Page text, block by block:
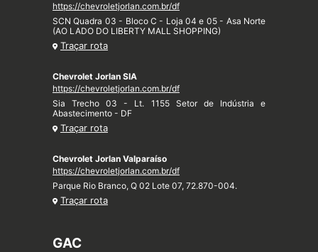
https://chevroletjorlan.com.br/df
SCN Quadra 03 - Bloco C - Loja 04 e 05 - Asa Norte
(AO LADO DO LIBERTY MALL SHOPPING)
Traçar rota
Chevrolet Jorlan SIA
https://chevroletjorlan.com.br/df
Sia Trecho 03 - Lt. 1155 Setor de Indústria e
Abastecimento - DF
Traçar rota
Chevrolet Jorlan Valparaíso
https://chevroletjorlan.com.br/df
Parque Rio Branco, Q 02 Lote 07, 72.870-004.
Traçar rota
GAC